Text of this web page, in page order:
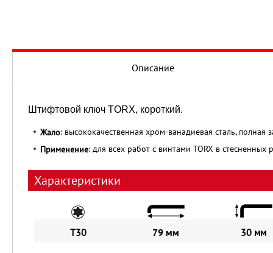
Описание
Штифтовой ключ TORX, короткий.
Жало: высококачественная хром-ванадиевая сталь, полная
Применение: для всех работ с винтами TORX в стесненных
Характеристики
T30 79 мм 30 мм